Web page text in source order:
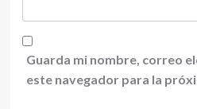
Guarda mi nombre, correo
este navegador para la